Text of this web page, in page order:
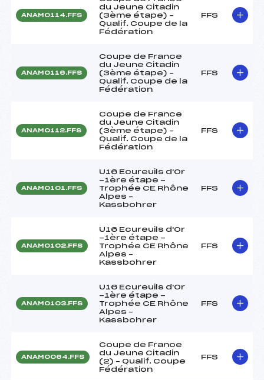
ANAM0114.FFS
du Jeune Citadin
(3ème étape) –
Qualif. Coupe de la
Fédération
FFS
ANAM0116.FFS
Coupe de France
du Jeune Citadin
(3ème étape) –
Qualif. Coupe de la
Fédération
FFS
ANAM0112.FFS
Coupe de France
du Jeune Citadin
(3ème étape) –
Qualif. Coupe de la
Fédération
FFS
ANAM0101.FFS
U16 Ecureuils d'Or
-1ère étape -
Trophée CE Rhône
Alpes –
Kassbohrer
FFS
ANAM0102.FFS
U16 Ecureuils d'Or
-1ère étape -
Trophée CE Rhône
Alpes –
Kassbohrer
FFS
ANAM0103.FFS
U16 Ecureuils d'Or
-1ère étape -
Trophée CE Rhône
Alpes –
Kassbohrer
FFS
ANAM0064.FFS
Coupe de France
du Jeune Citadin
(2) – Qualif. Coupe
Fédération
FFS